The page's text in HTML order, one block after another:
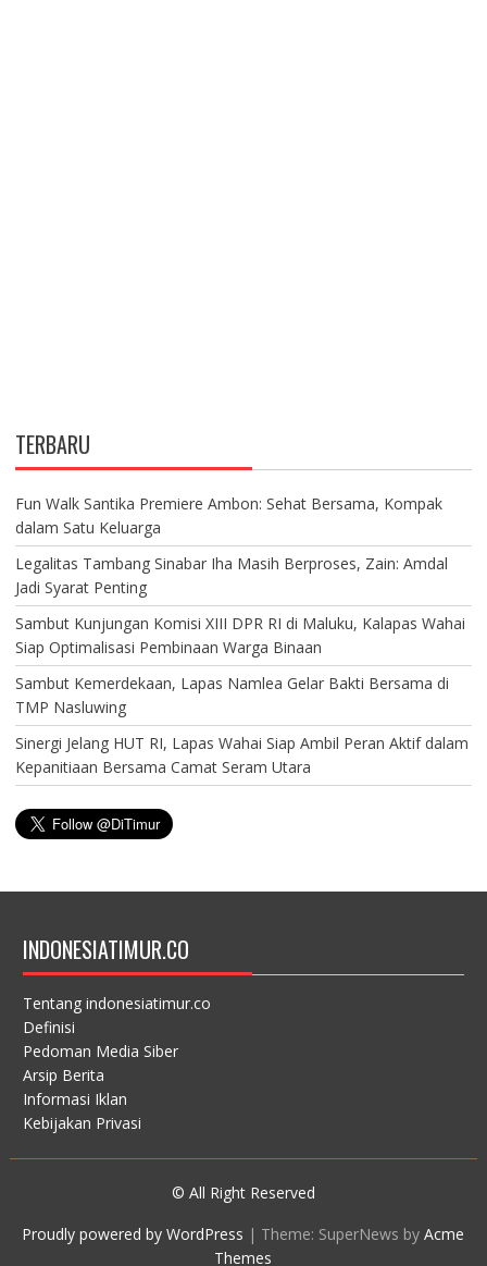
TERBARU
Fun Walk Santika Premiere Ambon: Sehat Bersama, Kompak
dalam Satu Keluarga
Legalitas Tambang Sinabar Iha Masih Berproses, Zain: Amdal
Jadi Syarat Penting
Sambut Kunjungan Komisi XIII DPR RI di Maluku, Kalapas Wahai
Siap Optimalisasi Pembinaan Warga Binaan
Sambut Kemerdekaan, Lapas Namlea Gelar Bakti Bersama di
TMP Nasluwing
Sinergi Jelang HUT RI, Lapas Wahai Siap Ambil Peran Aktif dalam
Kepanitiaan Bersama Camat Seram Utara
INDONESIATIMUR.CO
Tentang indonesiatimur.co
Definisi
Pedoman Media Siber
Arsip Berita
Informasi Iklan
Kebijakan Privasi
© All Right Reserved
Proudly powered by WordPress | Theme: SuperNews byAcme
Themes